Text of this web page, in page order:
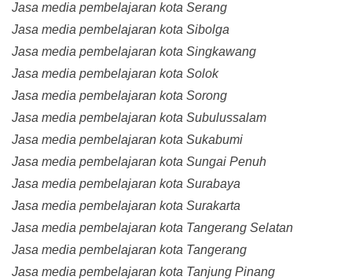
Jasa media pembelajaran kota Serang
Jasa media pembelajaran kota Sibolga
Jasa media pembelajaran kota Singkawang
Jasa media pembelajaran kota Solok
Jasa media pembelajaran kota Sorong
Jasa media pembelajaran kota Subulussalam
Jasa media pembelajaran kota Sukabumi
Jasa media pembelajaran kota Sungai Penuh
Jasa media pembelajaran kota Surabaya
Jasa media pembelajaran kota Surakarta
Jasa media pembelajaran kota Tangerang Selatan
Jasa media pembelajaran kota Tangerang
Jasa media pembelajaran kota Tanjung Pinang